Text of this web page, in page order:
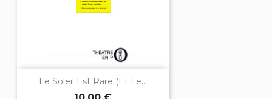
Le Soleil Est Rare (et Le...